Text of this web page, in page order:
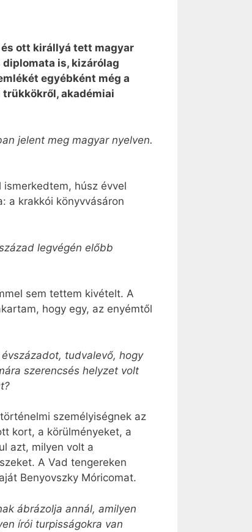
ott királlyá tett magyar
is, kizárólag
egyébként még a
akadémiai
jelent meg magyar nyelven.
húsz évvel
a krakkói könyvvásáron
legvégén előbb
sem tettem kivételt. A
hogy egy, az enyémtől
tudvalevő, hogy
szerencsés helyzet volt
személyiségnek az
kort, a körülményeket, a
azt, milyen volt a
A Vad tengereken
Benyovszky Mó­ricomat.
ábrázolja annál, amilyen
írói turpisságokra van